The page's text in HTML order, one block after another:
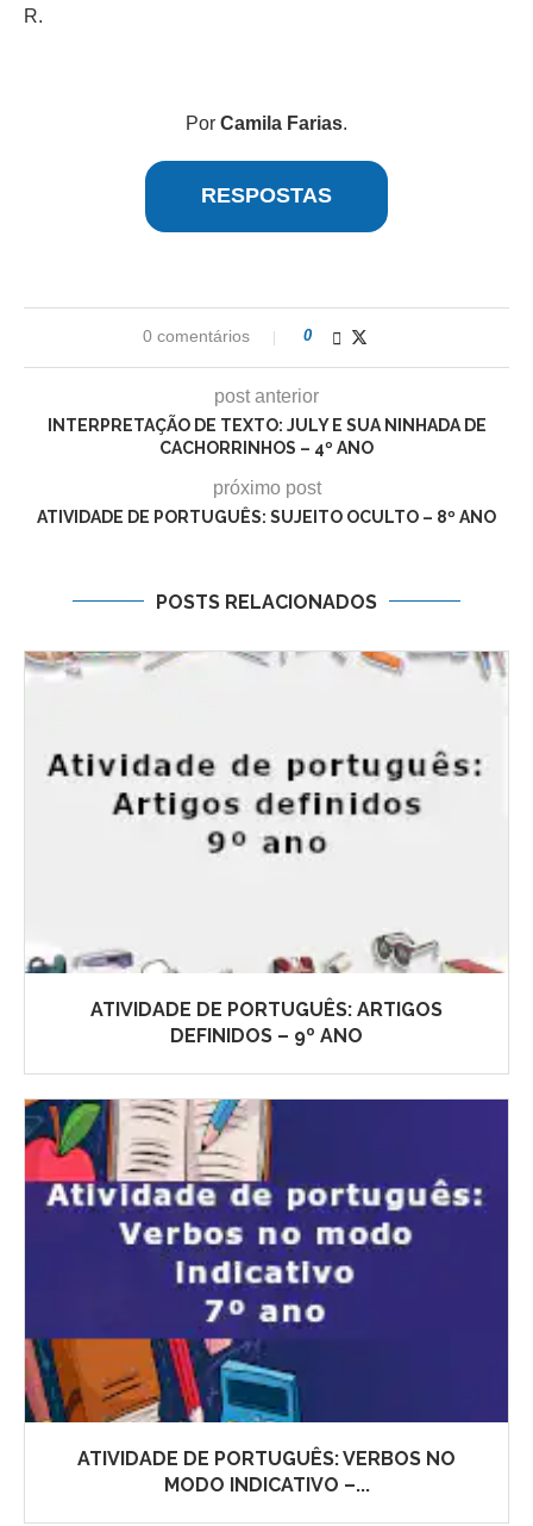
R.
Por Camila Farias.
RESPOSTAS
0 comentários 0
post anterior
INTERPRETAÇÃO DE TEXTO: JULY E SUA NINHADA DE
CACHORRINHOS – 4º ANO
próximo post
ATIVIDADE DE PORTUGUÊS: SUJEITO OCULTO – 8º ANO
POSTS RELACIONADOS
ATIVIDADE DE PORTUGUÊS: ARTIGOS
DEFINIDOS – 9º ANO
ATIVIDADE DE PORTUGUÊS: VERBOS NO
MODO INDICATIVO –...